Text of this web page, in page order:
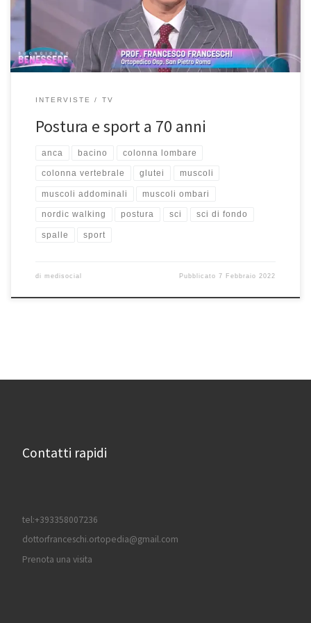
Francesco Franceschi che si trova qui. È ortopedico dell’ospedale
INTERVISTE TV
Postura e sport a 70 anni
anca bacino colonna lombare
colonna vertebrale glutei muscoli
muscoli addominali muscoli ombari
nordic walking postura sci sci di fondo
spalle sport
di medisocial Pubblicato7 Febbraio 2022
Contatti rapidi
tel:+393358007236
dottorfranceschi.ortopedia@gmail.com
Prenota una visita